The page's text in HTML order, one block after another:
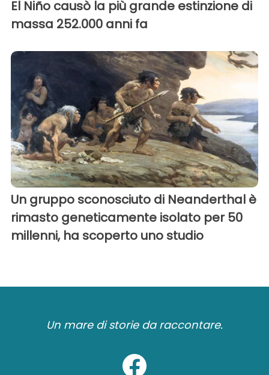
El Niño causò la più grande estinzione di
massa 252.000 anni fa
Un gruppo sconosciuto di Neanderthal è
rimasto geneticamente isolato per 50
millenni, ha scoperto uno studio
Un mare di storie da raccontare.